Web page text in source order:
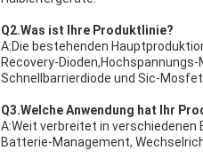
Q2.Was ist Ihre Produktlinie?
A:Die bestehenden
Recovery-
Schnellbarrierdiode und Sic-Mosfet
Q3.Welche Anwendung hat Ihr
A:Weit verbreitet in verschiedenen
Batterie-Management,